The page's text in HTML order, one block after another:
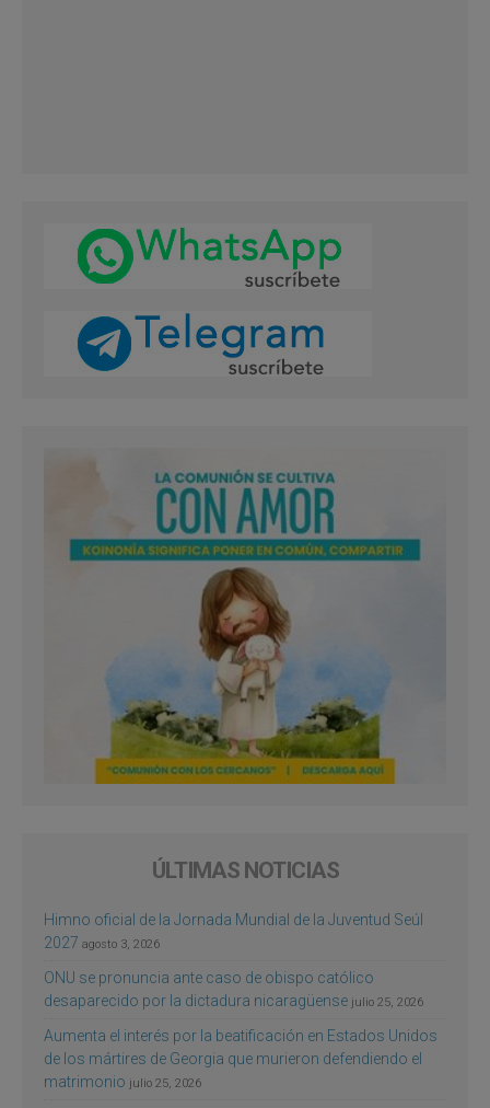
ÚLTIMAS NOTICIAS
Himno oficial de la Jornada Mundial de la Juventud Seúl
2027 agosto 3, 2026
ONU se pronuncia ante caso de obispo católico
desaparecido por la dictadura nicaragüense julio 25, 2026
Aumenta el interés por la beatificación en Estados Unidos
de los mártires de Georgia que murieron defendiendo el
matrimonio julio 25, 2026